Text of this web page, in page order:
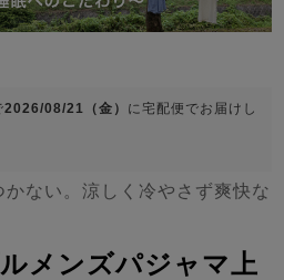
2026/08/21（金） に宅配便 でお届けし
ない。涼しく冷やさず爽快な
メンズパジャマ上